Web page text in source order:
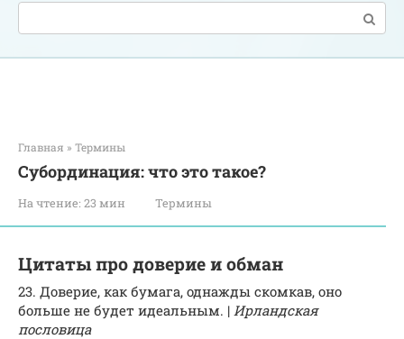
Поиск:
Главная » Термины
Субординация: что это такое?
На чтение: 23 мин Термины
Цитаты про доверие и обман
23. Доверие, как бумага, однажды скомкав, оно
больше не будет идеальным. | Ирландская
пословица